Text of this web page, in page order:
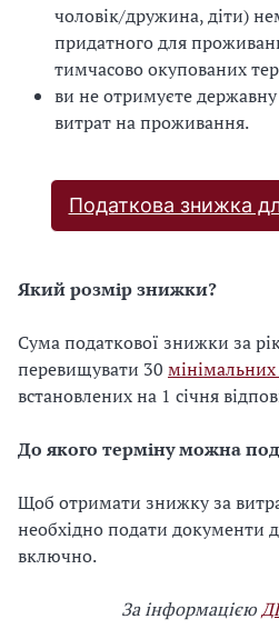
чоловік/дружина, діти)
придатного для
тимчасово окупованих
ви не отримуєте
витрат на проживання.
Податкова знижка
Який розмір знижки?
Сума податкової знижки за
перевищувати 30
встановлених на 1 січня
До якого терміну можна
Щоб отримати знижку за
необхідно подати документи
включно.
За інформацією